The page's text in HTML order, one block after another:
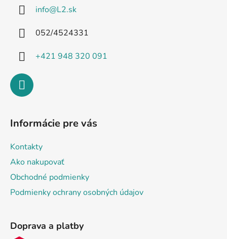
info@L2.sk
052/4524331
+421 948 320 091
Informácie pre vás
Kontakty
Ako nakupovať
Obchodné podmienky
Podmienky ochrany osobných údajov
Doprava a platby